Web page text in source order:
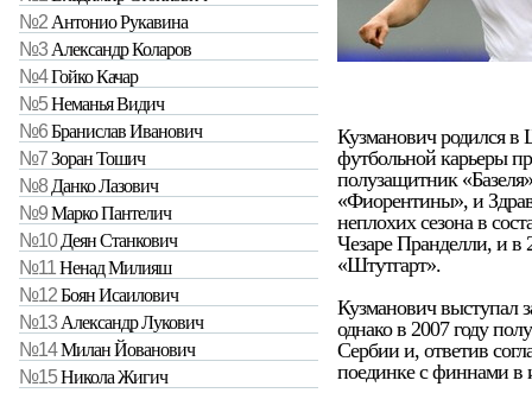
№2 Антонио Рукавина
№3 Александр Коларов
№4Гойко Качар
№5Неманья Видич
№6Бранислав Иванович
№7Зоран Тошич
№8 Данко Лазович
№9Марко Пантелич
№10 Деян Станкович
№11Ненад Милияш
№12Боян Исаилович
№13 Александр Лукович
№14Милан Йованович
№15Никола Жигич
Кузманович родился
футбольной карьеры
полузащитник
«Фиорентины», и
неплохих сезона в
Чезаре Пранделли, и в
«Штутгарт».
Кузманович
однако в 2007 году
Сербии и, ответив
поединке с финнами в